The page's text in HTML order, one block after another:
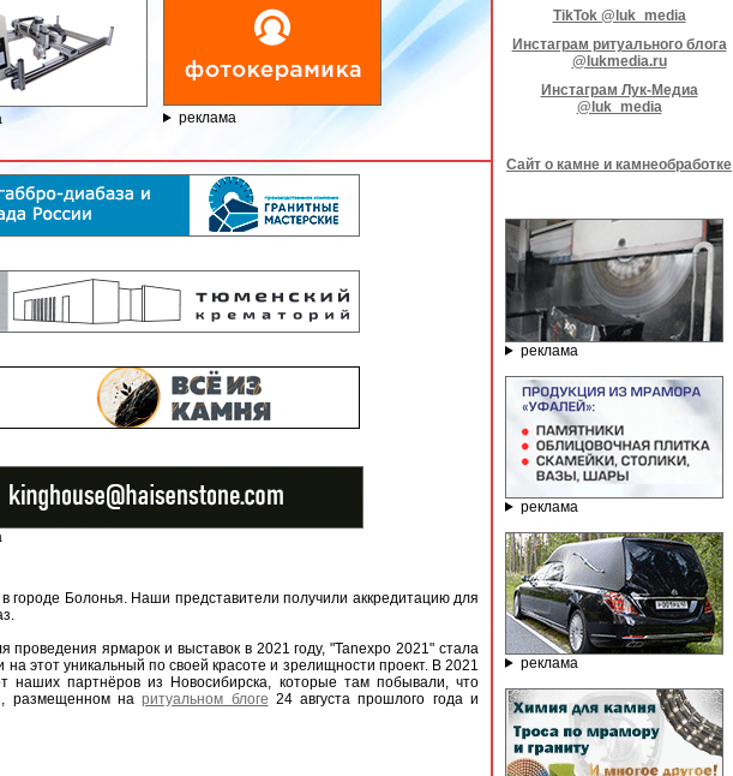
реклама
Болонья. Наши представители получили аккредитацию для
проведения ярмарок и выставок в 2021 году, "Tanexpo 2021" стала
этот уникальный по своей красоте и зрелищности проект. В 2021
партнёров из Новосибирска, которые там побывали, что
размещенном наритуальном блоге 24 августа прошлого года и
TikTok @luk_media
Инстаграм ритуального блога
@lukmedia.ru
Инстаграм Лук-Медиа
@luk_media
Сайт о камне и камнеобработке
реклама
реклама
реклама